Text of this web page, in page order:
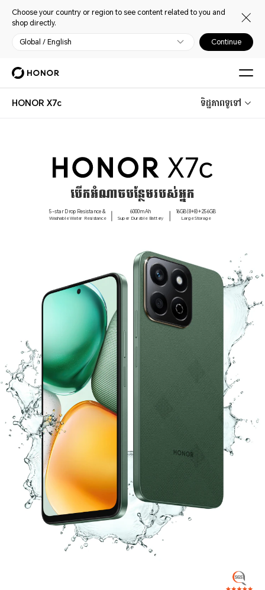
Choose your country or region to see content related to you and
shop directly.
Global / English Continue
HONOR X7c ទិដ្ឋភាពទូទៅ
បើកអំណាចបន្ថែមរបស់អ្នក
5-star Drop Resistance &
Washable Water Resistance
6000mAh
Super Durable Battery
16GB(8+8)+256GB
Large Storage